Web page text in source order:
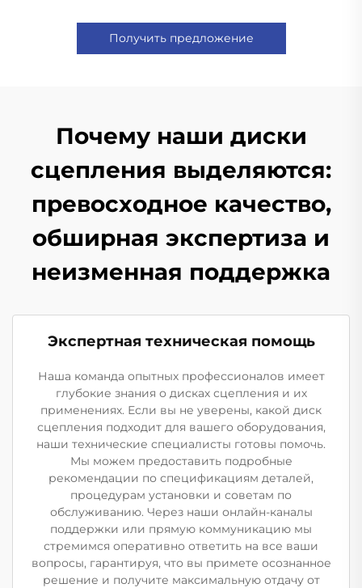
Получить предложение
Почему наши диски
сцепления выделяются:
превосходное качество,
обширная экспертиза и
неизменная поддержка
Экспертная техническая помощь
Наша команда опытных профессионалов имеет
глубокие знания о дисках сцепления и их
применениях. Если вы не уверены, какой диск
сцепления подходит для вашего оборудования,
наши технические специалисты готовы помочь.
Мы можем предоставить подробные
рекомендации по спецификациям деталей,
процедурам установки и советам по
обслуживанию. Через наши онлайн-каналы
поддержки или прямую коммуникацию мы
стремимся оперативно ответить на все ваши
вопросы, гарантируя, что вы примете осознанное
решение и получите максимальную отдачу от